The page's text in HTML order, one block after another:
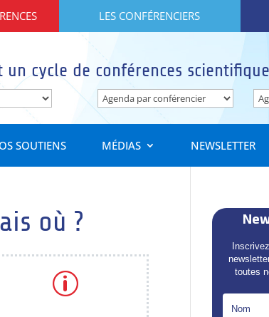
LES CONFÉRENCIERS
cycle de conférences
SOUTIENS MÉDIAS NEWSLETTER
où ?
p
toutes